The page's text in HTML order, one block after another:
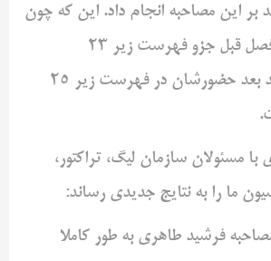
این مصاحبه انجام داد. این که چون
این دو بازیکن در فصل قبل جزو فهرست زیر 23
تیم‌هایشان نبوده‌اند بعد حضورشان در فهرست زیر 25
مسئولان سازمان لیگ، تراکتور،
ما را به نتایج جدیدی رساند:
فرشید طاهری به طور کاملا